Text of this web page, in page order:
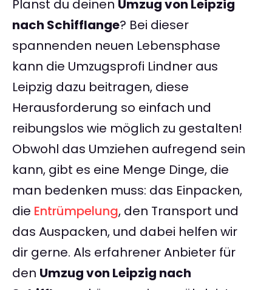
Planst du deinen Umzug von Leipzig
nach Schifflange? Bei dieser
spannenden neuen Lebensphase
kann die Umzugsprofi Lindner aus
Leipzig dazu beitragen, diese
Herausforderung so einfach und
reibungslos wie möglich zu gestalten!
Obwohl das Umziehen aufregend sein
kann, gibt es eine Menge Dinge, die
man bedenken muss: das Einpacken,
die Entrümpelung, den Transport und
das Auspacken, und dabei helfen wir
dir gerne. Als erfahrener Anbieter für
den Umzug von Leipzig nach